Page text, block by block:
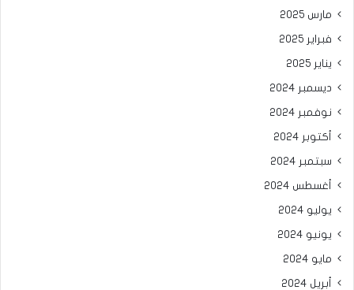
مارس 2025
فبراير 2025
يناير 2025
ديسمبر 2024
نوفمبر 2024
أكتوبر 2024
سبتمبر 2024
أغسطس 2024
يوليو 2024
يونيو 2024
مايو 2024
أبريل 2024